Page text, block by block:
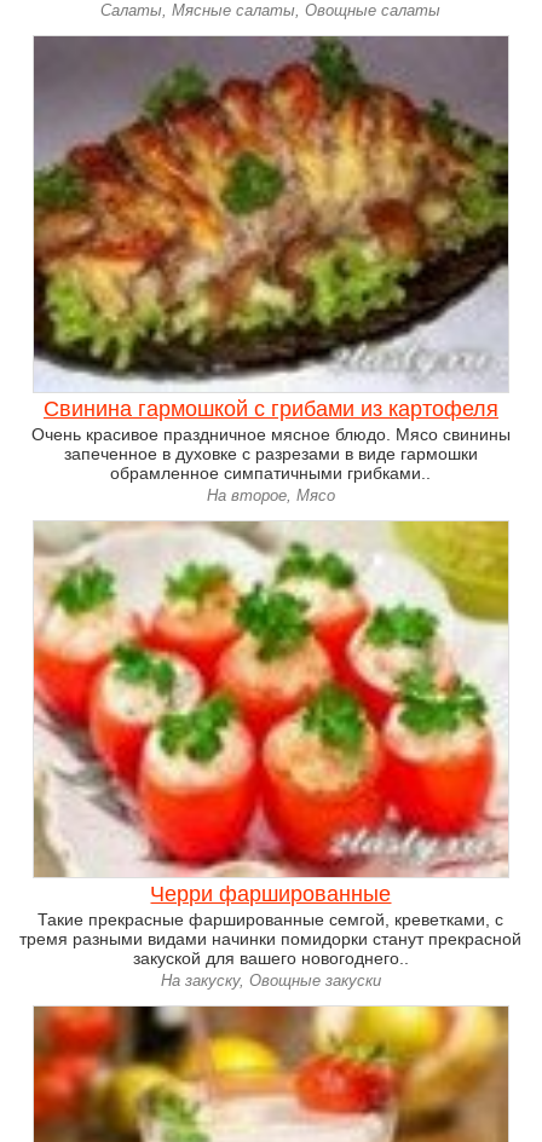
Салаты, Мясные салаты, Овощные салаты
Свинина гармошкой с грибами из картофеля
Очень красивое праздничное мясное блюдо. Мясо свинины
запеченное в духовке с разрезами в виде гармошки
обрамленное симпатичными грибками..
На второе, Мясо
Черри фаршированные
Такие прекрасные фаршированные семгой, креветками, с
тремя разными видами начинки помидорки станут прекрасной
закуской для вашего новогоднего..
На закуску, Овощные закуски